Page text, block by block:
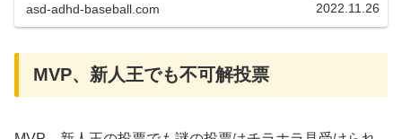
asd-adhd-baseball.com 2022.11.26
MVP、新人王でも不可解投票